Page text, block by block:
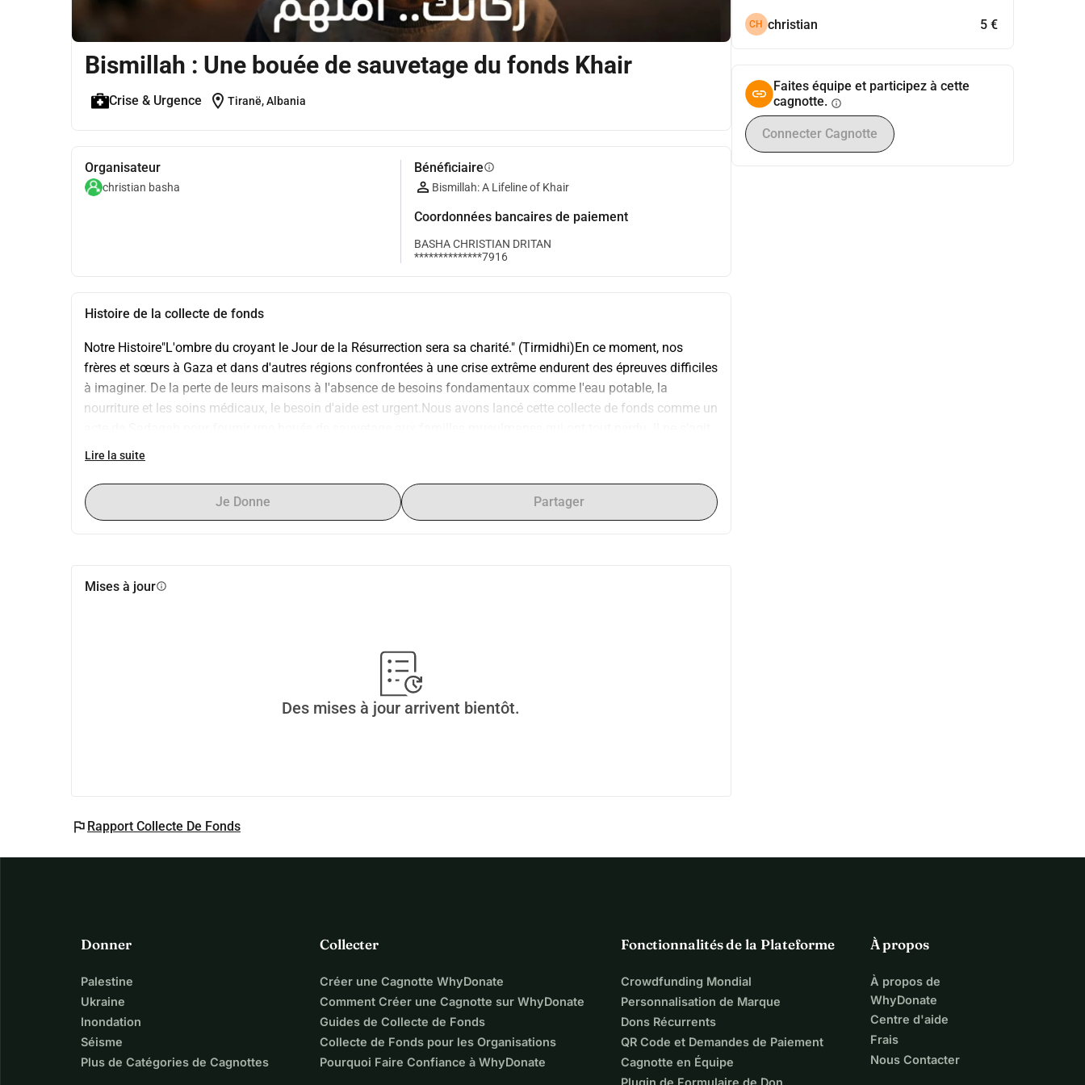
Bismillah : Une bouée de sauvetage du fonds Khair
Crise & Urgence location_on Tiranë, Albania
Organisateur
christian basha
Bénéficiaireinfo
Bismillah: A Lifeline of Khair
Coordonnées bancaires de paiement
BASHA CHRISTIAN DRITAN
**************7916
Histoire de la collecte de fonds
Notre Histoire"L'ombre du croyant le Jour de la Résurrection sera sa charité." (Tirmidhi)En ce moment, nos
frères et sœurs à Gaza et dans d'autres régions confrontées à une crise extrême endurent des épreuves difficiles
à imaginer. De la perte de leurs maisons à l'absence de besoins fondamentaux comme l'eau potable, la
nourriture et les soins médicaux, le besoin d'aide est urgent.Nous avons lancé cette collecte de fonds comme un
pas seulement d'un don ; il s'agit de se tenir en solidarité avec ceux dont les voix sont souvent inaudibles en
Même un dollar donné avec un cœur sincère peut porter une immense Barakah.
Lire la suite
Je Donne Partager
Mises à jourinfo
Des mises à jour arrivent bientôt.
flag Rapport Collecte De Fonds
CH christian 5 €
Faites équipe et participez à cette
cagnotte. info
Connecter Cagnotte
Donner
Palestine
Ukraine
Inondation
Séisme
Plus de Catégories de Cagnottes
Collecter
Créer une Cagnotte WhyDonate
Comment Créer une Cagnotte sur WhyDonate
Guides de Collecte de Fonds
Collecte de Fonds pour les Organisations
Pourquoi Faire Confiance à WhyDonate
Fonctionnalités de la Plateforme
Crowdfunding Mondial
Personnalisation de Marque
Dons Récurrents
QR Code et Demandes de Paiement
Cagnotte en Équipe
À propos
À propos de
WhyDonate
Centre d'aide
Frais
Nous Contacter